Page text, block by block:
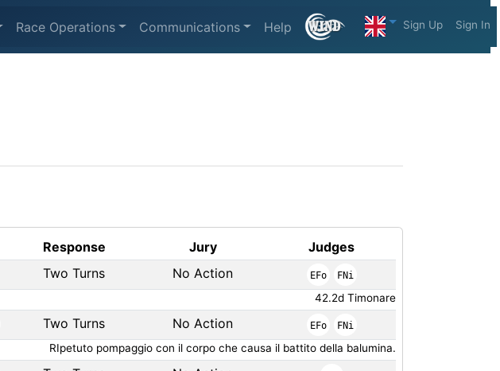
Race Operations Communications Help Sign Up Sign In
Response Jury
Judges
Two Turns No Action EFo FNi
42.2d Timonare
Two Turns No Action EFo FNi
RIpetuto pompaggio con il corpo che causa il battito della balumina.